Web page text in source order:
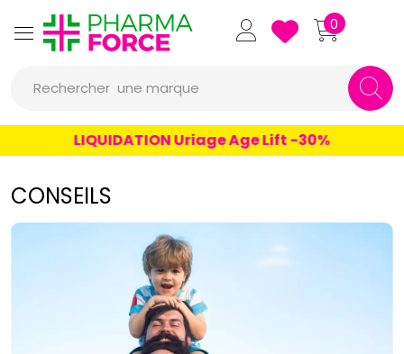
Pharmaforce Grande
0
Rechercher une marque
un conseil
un produit
LIQUIDATION Uriage Age Lift -30%
CONSEILS